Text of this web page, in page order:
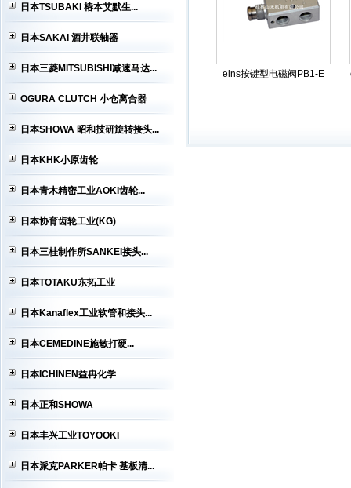
日本TSUBAKI 椿本艾默生...
日本SAKAI 酒井联轴器
日本三菱MITSUBISHI减速马达...
OGURA CLUTCH 小仓离合器
日本SHOWA 昭和技研旋转接头...
日本KHK小原齿轮
日本青木精密工业AOKI齿轮...
日本协育齿轮工业(KG)
日本三桂制作所SANKEI接头...
日本TOTAKU东拓工业
日本Kanaflex工业软管和接头...
日本CEMEDINE施敏打硬...
日本ICHINEN益冉化学
日本正和SHOWA
日本丰兴工业TOYOOKI
日本派克PARKER帕卡 基板清...
eins按键型电磁阀PB1-E